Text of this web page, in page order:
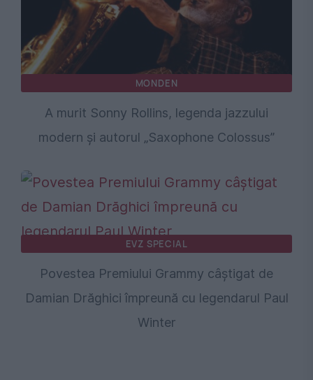
MONDEN
A murit Sonny Rollins, legenda jazzului
modern și autorul „Saxophone Colossus”
EVZ SPECIAL
Povestea Premiului Grammy câștigat de
Damian Drăghici împreună cu legendarul Paul
Winter